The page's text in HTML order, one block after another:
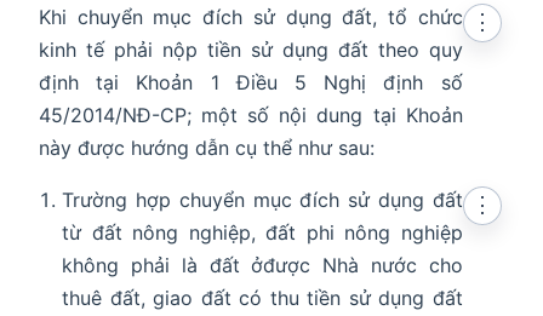
Khi chuyển mục đích sử dụng đất, tổ chức
kinh tế phải nộp tiền sử dụng đất theo quy
định tại Khoản 1 Điều 5 Nghị định số
45/2014/NĐ-CP; một số nội dung tại Khoản
này được hướng dẫn cụ thể như sau:
⋮
Trường hợp chuyển mục đích sử dụng đất
từ đất nông nghiệp, đất phi nông nghiệp
không phải là đất ởđược Nhà nước cho
thuê đất, giao đất có thu tiền sử dụng đất
⋮